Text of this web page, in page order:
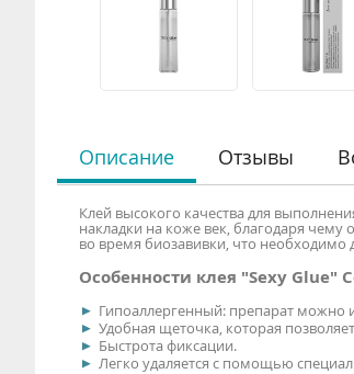
Описание
Клей высокого качества для
накладки на коже век, благодаря
во время биозавивки, что необходимо
Особенности клея "Sexy Glue"
Гипоаллергенный: препарат можно
Удобная щеточка, которая
Быстрота фиксации.
Легко удаляется с помощью
Отзывы